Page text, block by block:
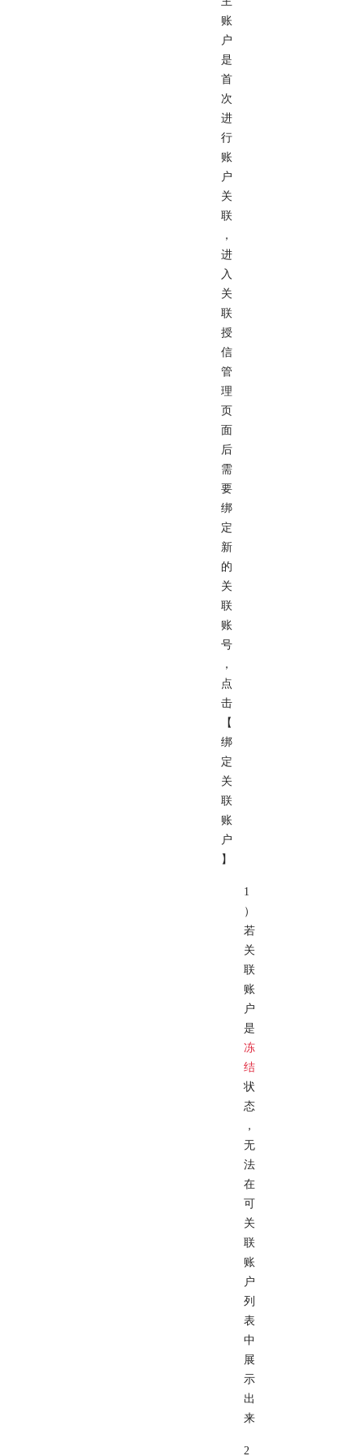
账
户
是
首
次
进
行
账
户
关
联
，
进
入
关
联
授
信
管
理
页
面
后
需
要
绑
定
新
的
关
联
账
号
，
点
击
【
绑
定
关
联
账
户
】
1
）
若
关
联
账
户
是
冻
结
状
态
，
无
法
在
可
关
联
账
户
列
表
中
展
示
出
来
2